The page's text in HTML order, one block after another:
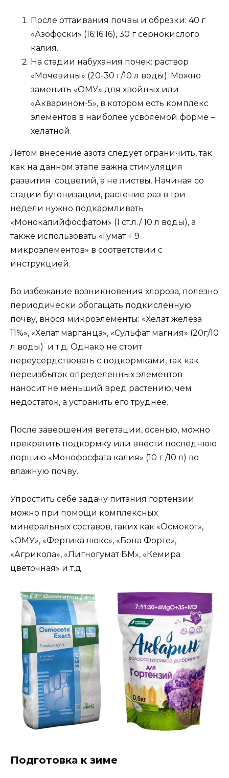
После оттаивания почвы и обрезки: 40 г
«Азофоски» (16:16:16), 30 г сернокислого
калия.
На стадии набухания почек: раствор
«Мочевины» (20-30 г/10 л воды). Можно
заменить «ОМУ» для хвойных или
«Акварином-5», в котором есть комплекс
элементов в наиболее усвояемой форме –
хелатной.
Летом внесение азота следует ограничить, так
как на данном этапе важна стимуляция
развития соцветий, а не листвы. Начиная со
стадии бутонизации, растение раз в три
недели нужно подкармливать
«Монокалийфосфатом» (1 ст.л./ 10 л воды), а
также использовать «Гумат + 9
микроэлементов» в соответствии с
инструкцией.
Во избежание возникновения хлороза, полезно
периодически обогащать подкисленную
почву, внося микроэлементы: «Хелат железа
11%», «Хелат марганца», «Сульфат магния» (20г/10
л воды) и т.д. Однако не стоит
переусердствовать с подкормками, так как
переизбыток определенных элементов
наносит не меньший вред растению, чем
недостаток, а устранить его труднее.
После завершения вегетации, осенью, можно
прекратить подкормку или внести последнюю
порцию «Монофосфата калия» (10 г /10 л) во
влажную почву.
Упростить себе задачу питания гортензии
можно при помощи комплексных
минеральных составов, таких как «Осмокот»,
«ОМУ», «Фертика люкс», «Бона Форте»,
«Агрикола», «Лигногумат БМ», «Кемира
цветочная» и т.д.
Подготовка к зиме